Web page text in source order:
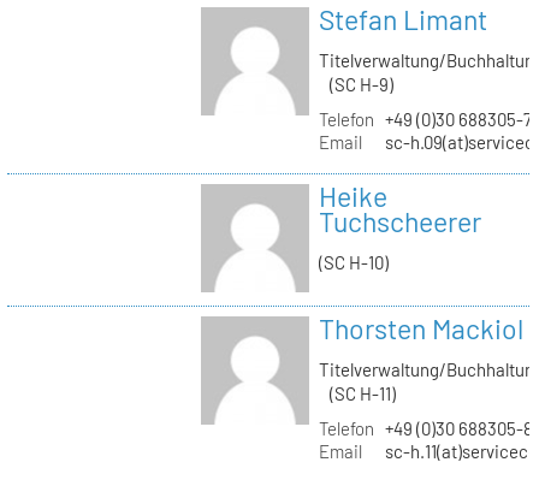
Stefan Limant
Titelverwaltung/
(SC H-9)
Telefon +49 (0)30 688305-
Email
sc-
Heike
Tuchscheerer
(SC H-10)
Thorsten Mackiol
Titelverwaltung/
(SC H-11)
Telefon +49 (0)30 688305-
Email
sc-